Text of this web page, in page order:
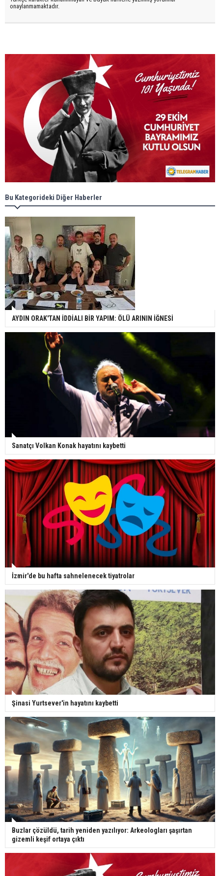
onaylanmamaktadır.
Bu Kategorideki Diğer Haberler
AYDIN ORAK'TAN İDDİALI BİR YAPIM: ÖLÜ ARININ İĞNESİ
Sanatçı Volkan Konak hayatını kaybetti
İzmir'de bu hafta sahnelenecek tiyatrolar
Şinasi Yurtsever'in hayatını kaybetti
Buzlar çözüldü, tarih yeniden yazılıyor: Arkeologları şaşırtan
gizemli keşif ortaya çıktı